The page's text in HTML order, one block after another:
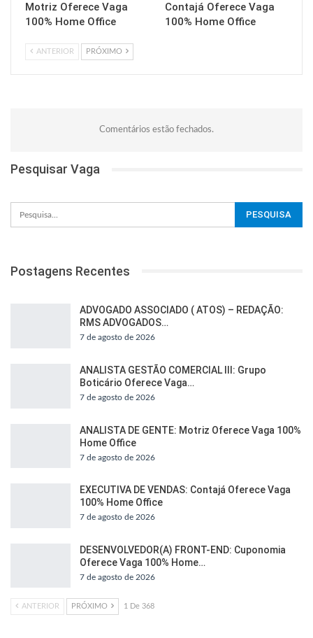
Motriz Oferece Vaga
100% Home Office
Contajá Oferece Vaga
100% Home Office
ANTERIOR PRÓXIMO
Comentários estão fechados.
Pesquisar Vaga
Postagens Recentes
ADVOGADO ASSOCIADO ( ATOS) – REDAÇÃO:
RMS ADVOGADOS…
7 de agosto de 2026
ANALISTA GESTÃO COMERCIAL III: Grupo
Boticário Oferece Vaga…
7 de agosto de 2026
ANALISTA DE GENTE: Motriz Oferece Vaga 100%
Home Office
7 de agosto de 2026
EXECUTIVA DE VENDAS: Contajá Oferece Vaga
100% Home Office
7 de agosto de 2026
DESENVOLVEDOR(A) FRONT-END: Cuponomia
Oferece Vaga 100% Home…
7 de agosto de 2026
ANTERIOR PRÓXIMO 1 De 368